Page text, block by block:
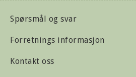
Spørsmål og svar
Forretnings informasjon
Kontakt oss